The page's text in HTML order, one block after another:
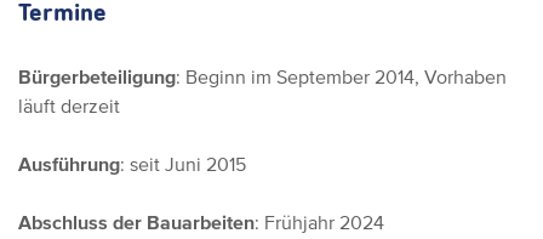
Termine
Bürgerbeteiligung: Beginn im September 2014, Vorhaben
läuft derzeit
Ausführung: seit Juni 2015
Abschluss der Bauarbeiten: Frühjahr 2024